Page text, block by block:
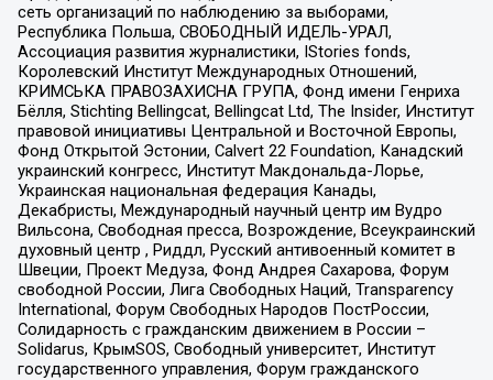
сеть организаций по наблюдению за выборами,
Республика Польша, СВОБОДНЫЙ ИДЕЛЬ-УРАЛ,
Ассоциация развития журналистики, IStories fonds,
Королевский Институт Международных Отношений,
КРИМСЬКА ПРАВОЗАХИСНА ГРУПА, Фонд имени Генриха
Бёлля, Stichting Bellingcat, Bellingcat Ltd, The Insider, Институт
правовой инициативы Центральной и Восточной Европы,
Фонд Открытой Эстонии, Calvert 22 Foundation, Канадский
украинский конгресс, Институт Макдональда-Лорье,
Украинская национальная федерация Канады,
Декабристы, Международный научный центр им Вудро
Вильсона, Свободная пресса, Возрождение, Всеукраинский
духовный центр , Риддл, Русский антивоенный комитет в
Швеции, Проект Медуза, Фонд Андрея Сахарова, Форум
свободной России, Лига Свободных Наций, Transparеncy
International, Форум Свободных Народов ПостРоссии,
Солидарность с гражданским движением в России –
Solidarus, КрымSOS, Свободный университет, Институт
государственного управления, Форум гражданского